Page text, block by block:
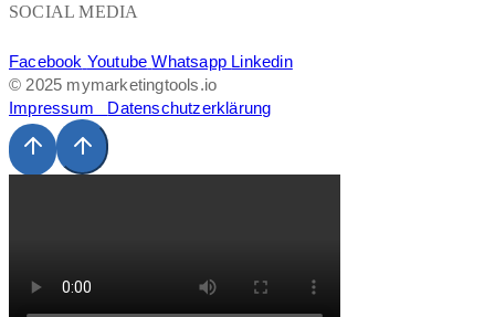
SOCIAL MEDIA
Facebook Youtube Whatsapp Linkedin
© 2025 mymarketingtools.io
Impressum Datenschutzerklärung